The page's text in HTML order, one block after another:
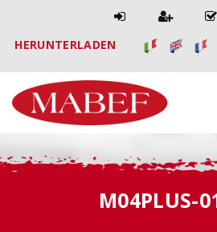
HERUNTERLADEN
M04PLUS-